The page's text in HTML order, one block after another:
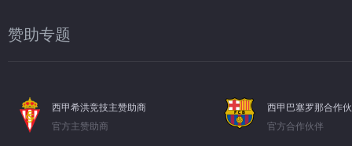
赞助专题
西甲希洪竞技主赞助商
官方主赞助商
西甲巴塞罗那合作
官方合作伙伴